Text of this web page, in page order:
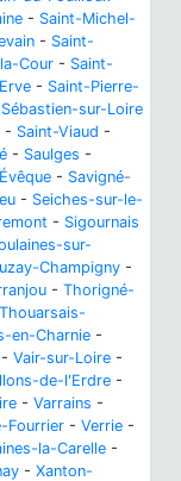
- Saint-Michel-
- Saint-
Cour - Saint-
- Saint-Pierre-
sur-Loire
- Saint-Viaud -
- Saulges -
- Savigné-
- Seiches-sur-le-
- Sigournais
sur-
Champigny -
- Thorigné-
Thouarsais-
en-Charnie -
- Vair-sur-Loire -
de-l'Erdre -
- Varrains -
Fourrier - Verrie -
la-Carelle -
- Xanton-